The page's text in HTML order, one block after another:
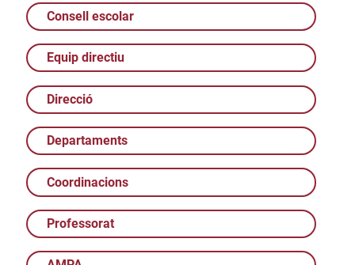
Consell escolar
Equip directiu
Direcció
Departaments
Coordinacions
Professorat